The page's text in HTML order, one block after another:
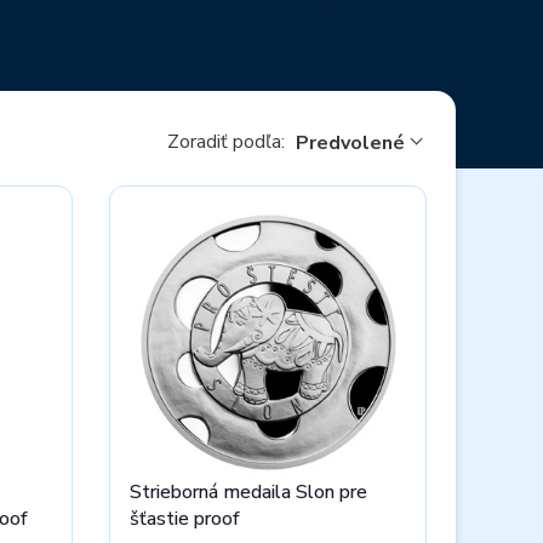
či klasické venovanie - k narodeninám, ale
Zoradiť podľa: Predvolené
Strieborná medaila Slon pre
šťastie proof